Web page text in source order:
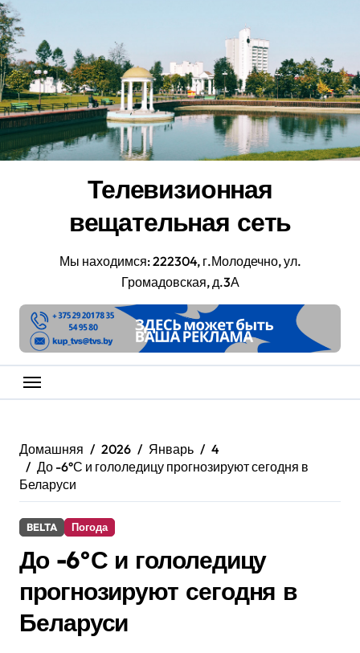
Перейти
к
содержанию
Телевизионная
вещательная сеть
Мы находимся: 222304, г.Молодечно, ул.
Громадовская, д.3А
Домашняя 2026 Январь
4
До -6°С и гололедицу прогнозируют сегодня в
Беларуси
BELTA Погода
До -6°С и гололедицу
прогнозируют сегодня в
Беларуси